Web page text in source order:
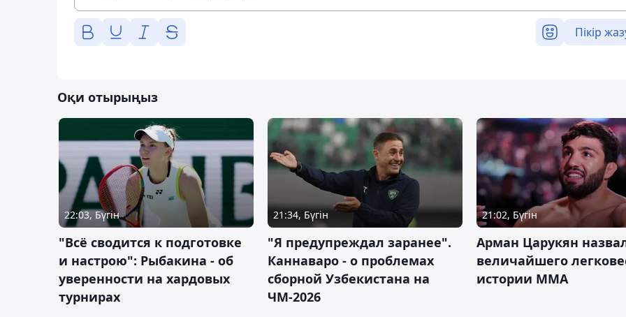
Пікір
Оқи отырыңыз
22:03, Бүгін
"Всё сводится к подготовке
и настрою": Рыбакина - об
уверенности на хардовых
турнирах
21:34, Бүгін
"Я предупреждал заранее".
Каннаваро - о проблемах
сборной Узбекистана на
ЧМ-2026
21:02, Бүгін
Арман Царукян
величайшего
истории ММА